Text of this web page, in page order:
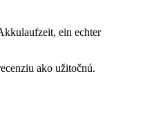
ein echter
ako užitočnú.